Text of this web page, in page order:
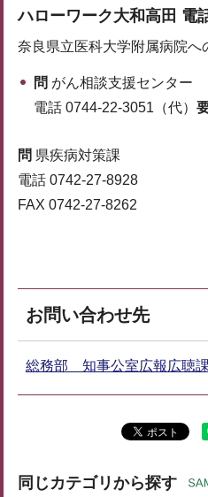
ハローワーク大和高田 電
奈良県立医科大学附属病院へ
問 がん相談支援センター
電話 0744-22-3051（代）
問 県疾病対策課
電話 0742-27-8928
​​​​​​​FAX 0742-27-8262
お問い合わせ先
総務部 知事公室広報広聴
同じカテゴリから探す